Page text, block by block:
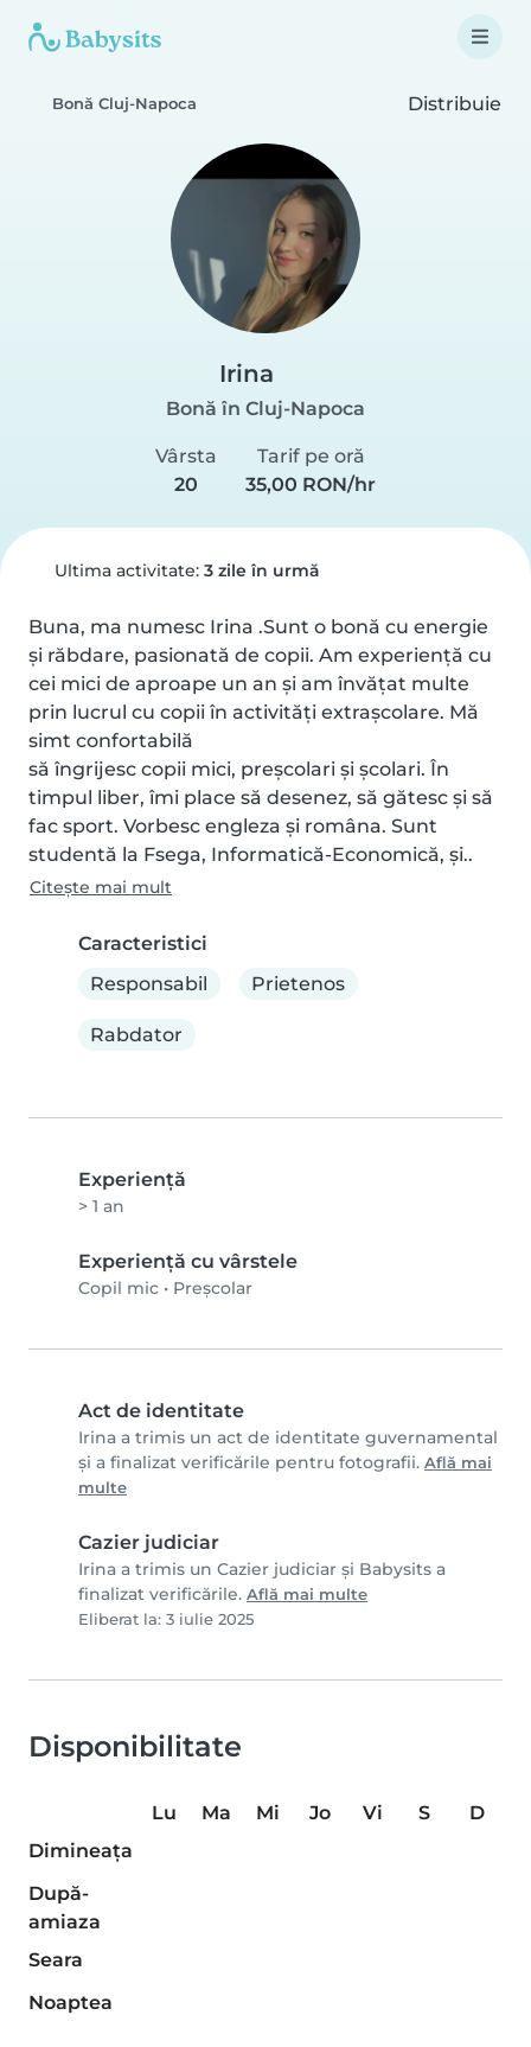
Bonă Cluj-Napoca Distribuie
Irina
Bonă în Cluj-Napoca
Vârsta
20
Tarif pe oră
35,00 RON/hr
Ultima activitate: 3 zile în urmă
Buna, ma numesc Irina .Sunt o bonă cu energie
și răbdare, pasionată de copii. Am experiență cu
cei mici de aproape un an și am învățat multe
prin lucrul cu copii în activități extrașcolare. Mă
simt confortabilă
să îngrijesc copii mici, preșcolari și școlari. În
timpul liber, îmi place să desenez, să gătesc și să
fac sport. Vorbesc engleza și româna. Sunt
studentă la Fsega, Informatică-Economică, și..
Citește mai mult
Caracteristici
Responsabil
Prietenos
Rabdator
Experienţă
> 1 an
Experiență cu vârstele
Copil mic • Preșcolar
Act de identitate
Irina a trimis un act de identitate guvernamental
și a finalizat verificările pentru fotografii. Află mai
multe
Cazier judiciar
Irina a trimis un Cazier judiciar și Babysits a
finalizat verificările. Află mai multe
Eliberat la: 3 iulie 2025
Disponibilitate
Lu Ma Mi Jo Vi S
D
Dimineaţa
După-
amiaza
Seara
Noaptea